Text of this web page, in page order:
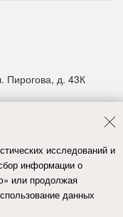
Пирогова, д. 43К
исследований и
информации о
или продолжая
данных